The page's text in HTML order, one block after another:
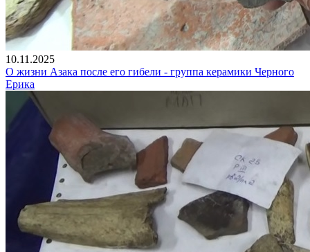
10.11.2025
О жизни Азака после его гибели - группа керамики Черного
Ерика